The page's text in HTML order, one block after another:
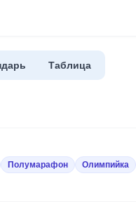
Таблица
Полумарафон Олимпийка